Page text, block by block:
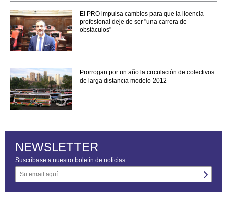
El PRO impulsa cambios para que la licencia
profesional deje de ser "una carrera de
obstáculos"
Prorrogan por un año la circulación de colectivos
de larga distancia modelo 2012
NEWSLETTER
Suscríbase a nuestro boletín de noticias